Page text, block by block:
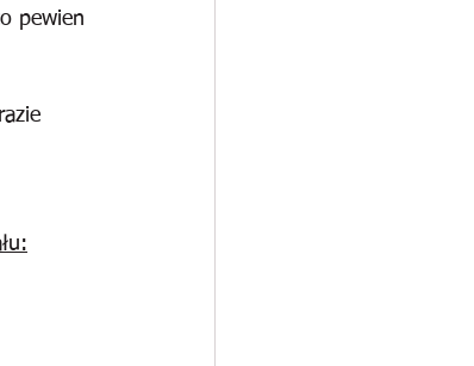
pewien